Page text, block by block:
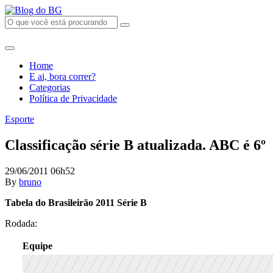
Home
E ai, bora correr?
Categorias
Política de Privacidade
Esporte
Classificação série B atualizada. ABC é 6º
29/06/2011 06h52
By bruno
Tabela do Brasileirão 2011 Série B
Rodada:
Equipe